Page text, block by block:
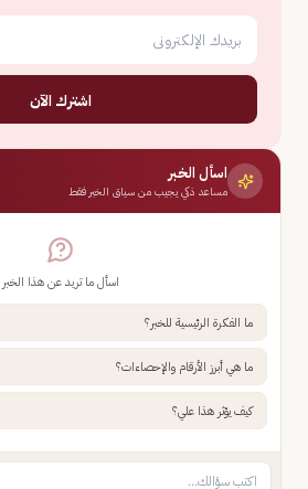
اشترك الآن
اسأل الخبر
مساعد ذكي يجيب من سياق الخبر فقط
اسأل ما تريد عن هذا الخبر
ما الفكرة الرئيسية للخبر؟
ما هي أبرز الأرقام والإحصاءات؟
كيف يؤثر هذا علي؟